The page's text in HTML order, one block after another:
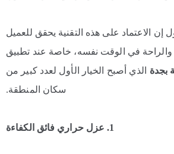
إن الاعتماد على هذه التقنية يحقق للعميل
والراحة في الوقت نفسه، خاصة عند تطبيق
بجدة الذي أصبح الخيار الأول لعدد كبير من
سكان المنطقة.
1. عزل حراري فائق الكفاءة